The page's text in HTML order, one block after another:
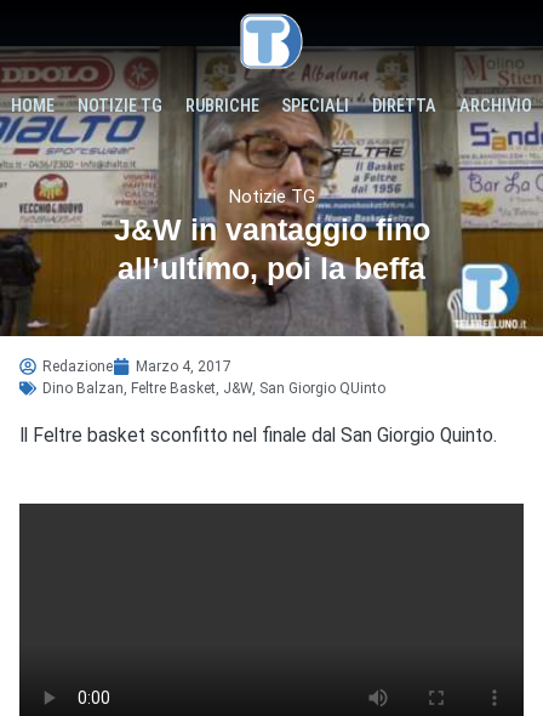
HOME NOTIZIE TG RUBRICHE SPECIALI DIRETTA ARCHIVIO
Notizie TG
J&W in vantaggio fino
all’ultimo, poi la beffa
Redazione
Marzo 4, 2017
Dino Balzan Feltre Basket J&W, San Giorgio QUinto
Il Feltre basket sconfitto nel finale dal San Giorgio Quinto.